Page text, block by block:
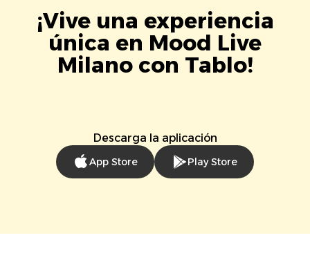
¡Vive una experiencia
única en Mood Live
Milano con Tablo!
Descarga la aplicación
App Store Play Store